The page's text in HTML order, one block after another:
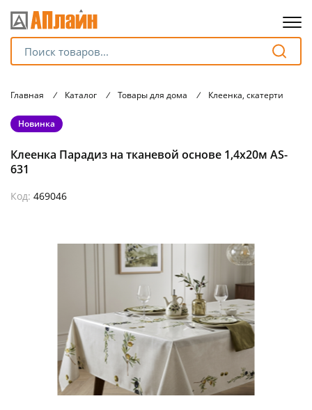
Главная / Каталог / Товары для дома / Клеенка, скатерти
Новинка
Клеенка Парадиз на тканевой основе 1,4х20м AS-
631
Код: 469046
Разбейте
оплату
без переплат
Добавляйте товары
в корзину
Оплачивайте сегодня только